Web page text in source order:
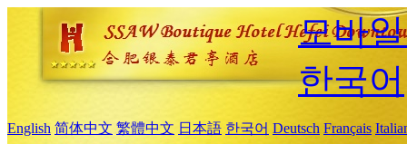
모바
한국어
English 简体中文 繁體中文 日本語 한국어 Deutsch Français